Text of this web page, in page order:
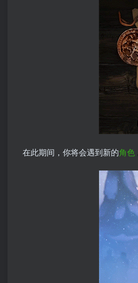
在此期间，你将会遇到新的角色